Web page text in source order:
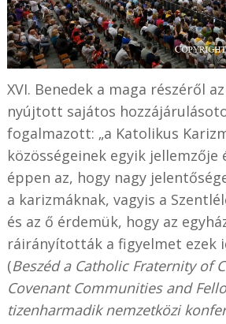
XVI. Benedek a maga részéről
nyújtott sajátos
fogalmazott: „a Katolikus
közösségeinek egyik jellemzője
éppen az, hogy nagy
a karizmáknak, vagyis a
és az ő érdemük, hogy az
ráirányították a figyelmet ezek
(Beszéd a Catholic Fraternity of
Covenant Communities and
tizenharmadik nemzetközi